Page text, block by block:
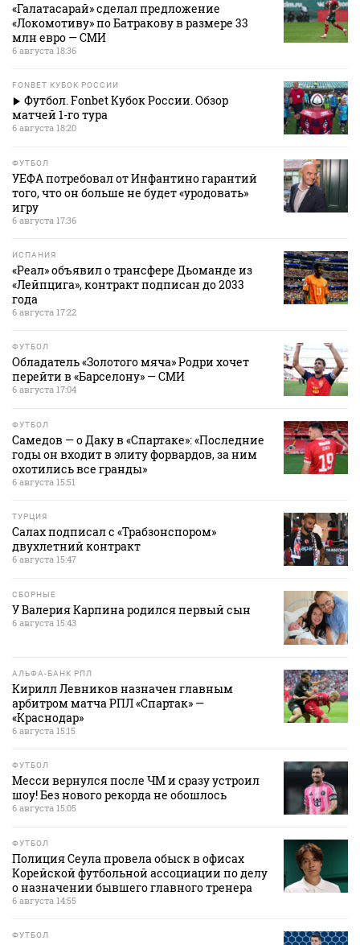
«Галатасарай» сделал предложение
«Локомотиву» по Батракову в размере 33
млн евро — СМИ
6 августа 18:36
FONBET КУБОК РОССИИ
Футбол. Fonbet Кубок России. Обзор
матчей 1-го тура
6 августа 18:20
ФУТБОЛ
УЕФА потребовал от Инфантино гарантий
того, что он больше не будет «уродовать»
игру
6 августа 17:36
ИСПАНИЯ
«Реал» объявил о трансфере Дьоманде из
«Лейпцига», контракт подписан до 2033
года
6 августа 17:22
ФУТБОЛ
Обладатель «Золотого мяча» Родри хочет
перейти в «Барселону» — СМИ
6 августа 17:04
ФУТБОЛ
Самедов — о Даку в «Спартаке»: «Последние
годы он входит в элиту форвардов, за ним
охотились все гранды»
6 августа 15:51
ТУРЦИЯ
Салах подписал с «Трабзонспором»
двухлетний контракт
6 августа 15:47
СБОРНЫЕ
У Валерия Карпина родился первый сын
6 августа 15:43
АЛЬФА-БАНК РПЛ
Кирилл Левников назначен главным
арбитром матча РПЛ «Спартак» —
«Краснодар»
6 августа 15:15
ФУТБОЛ
Месси вернулся после ЧМ и сразу устроил
шоу! Без нового рекорда не обошлось
6 августа 15:05
ФУТБОЛ
Полиция Сеула провела обыск в офисах
Корейской футбольной ассоциации по делу
о назначении бывшего главного тренера
6 августа 14:55
ФУТБОЛ